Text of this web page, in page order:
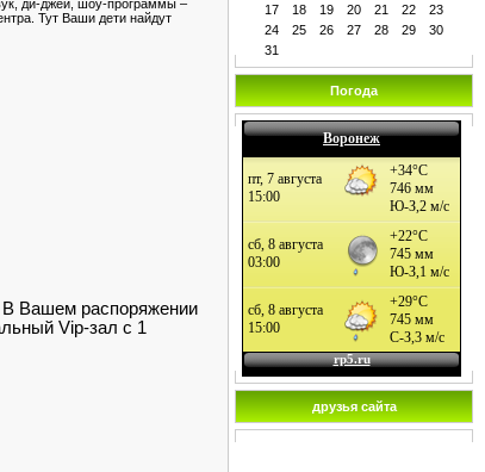
ди-джеи, шоу-программы –
Тут Ваши дети найдут
В Вашем распоряжении
Vip-зал с 1
17
18 19 20 21 22
23
24
25 26 27 28 29
30
31
Погода
Воронеж
друзья сайта